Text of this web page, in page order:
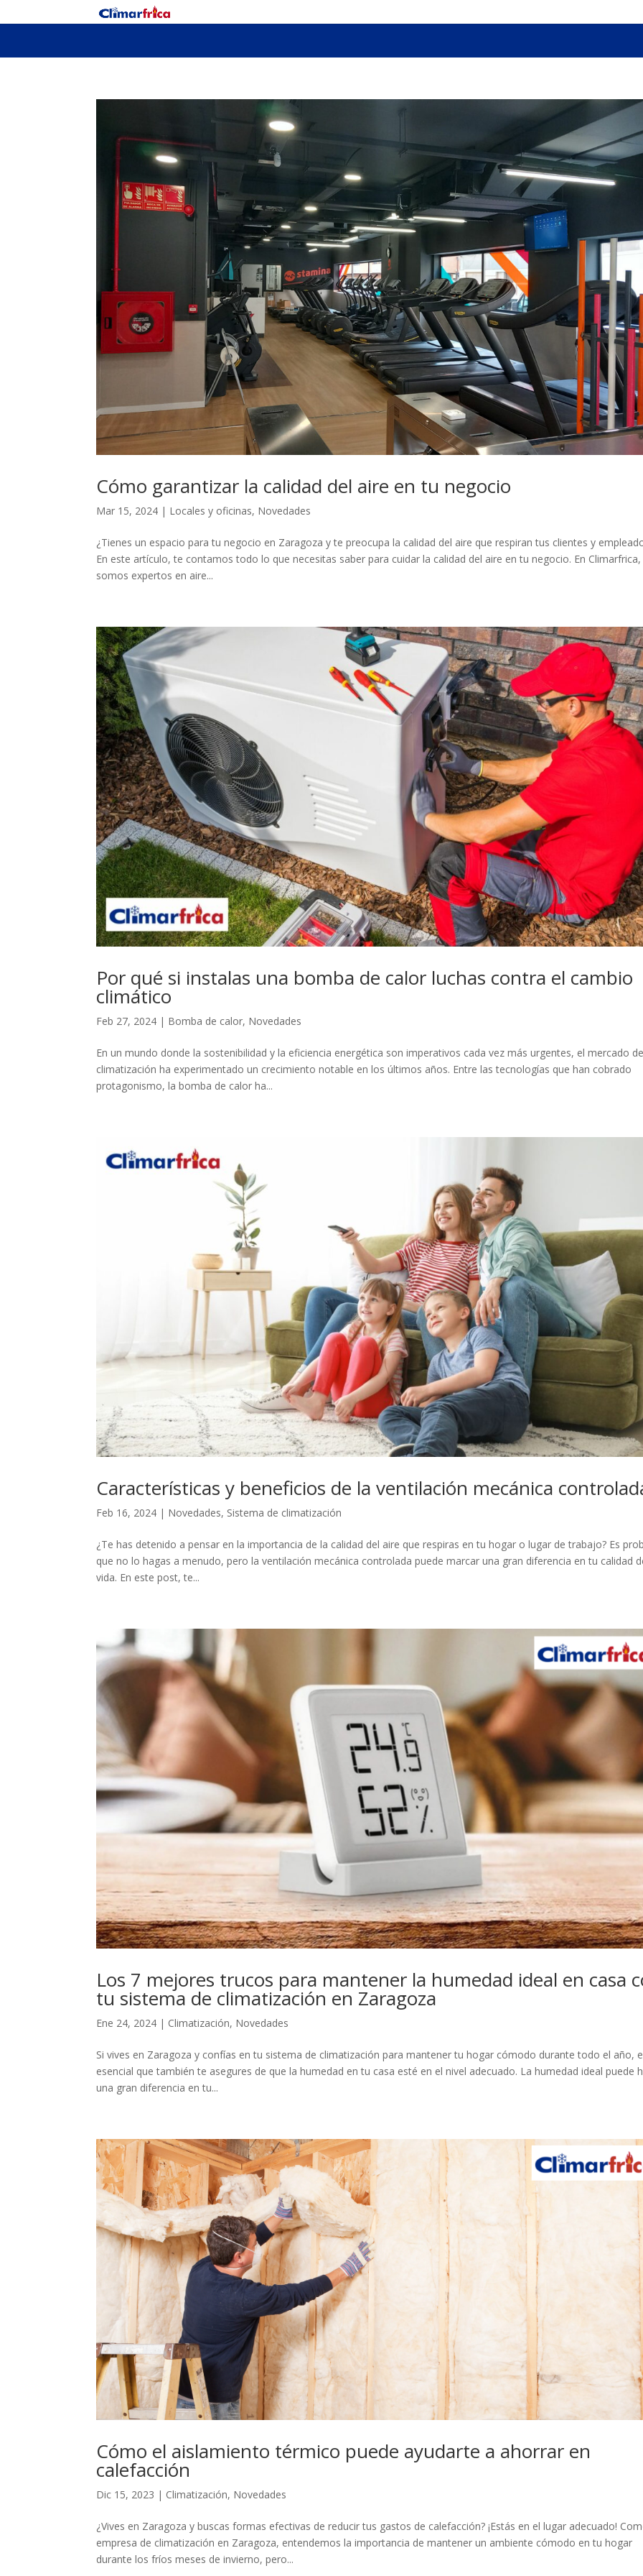
Cómo garantizar la calidad del aire en tu negocio
Mar 15, 2024 | Locales y oficinas, Novedades
¿Tienes un espacio para tu negocio en Zaragoza y te preocupa la calidad del aire que respiran tus clientes y
En este artículo, te contamos todo lo que necesitas saber para cuidar la calidad del aire en tu negocio. En Climarfrica,
somos expertos en aire...
Por qué si instalas una bomba de calor luchas contra el cambio
climático
Feb 27, 2024 | Bomba de calor, Novedades
En un mundo donde la sostenibilidad y la eficiencia energética son imperativos cada vez más urgentes, el mercado
climatización ha experimentado un crecimiento notable en los últimos años. Entre las tecnologías que han cobrado
protagonismo, la bomba de calor ha...
Características y beneficios de la ventilación mecánica
Feb 16, 2024 | Novedades, Sistema de climatización
¿Te has detenido a pensar en la importancia de la calidad del aire que respiras en tu hogar o lugar de trabajo? Es
que no lo hagas a menudo, pero la ventilación mecánica controlada puede marcar una gran diferencia en tu calidad
vida. En este post, te...
Los 7 mejores trucos para mantener la humedad ideal en casa
tu sistema de climatización en Zaragoza
Ene 24, 2024 | Climatización, Novedades
Si vives en Zaragoza y confías en tu sistema de climatización para mantener tu hogar cómodo durante todo el año,
esencial que también te asegures de que la humedad en tu casa esté en el nivel adecuado. La humedad ideal puede
una gran diferencia en tu...
Cómo el aislamiento térmico puede ayudarte a ahorrar en
calefacción
Dic 15, 2023 | Climatización, Novedades
¿Vives en Zaragoza y buscas formas efectivas de reducir tus gastos de calefacción? ¡Estás en el lugar adecuado!
empresa de climatización en Zaragoza, entendemos la importancia de mantener un ambiente cómodo en tu hogar
durante los fríos meses de invierno, pero...